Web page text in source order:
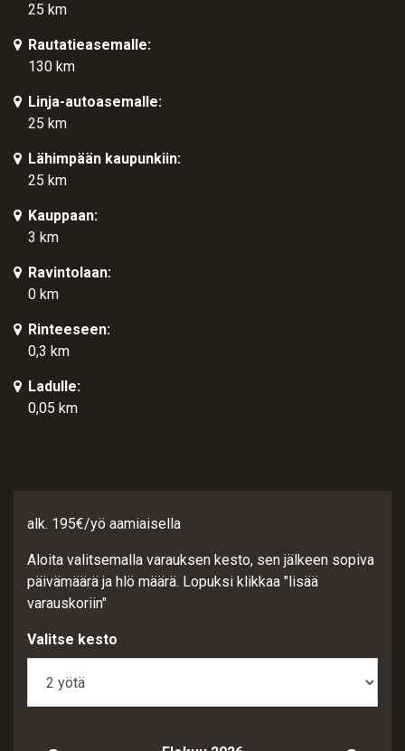
25 km
Rautatieasemalle:
130 km
Linja-autoasemalle:
25 km
Lähimpään kaupunkiin:
25 km
Kauppaan:
3 km
Ravintolaan:
0 km
Rinteeseen:
0,3 km
Ladulle:
0,05 km
alk. 195€/yö aamiaisella
Aloita valitsemalla varauksen kesto, sen jälkeen sopiva
päivämäärä ja hlö määrä. Lopuksi klikkaa "lisää
varauskoriin"
Valitse kesto